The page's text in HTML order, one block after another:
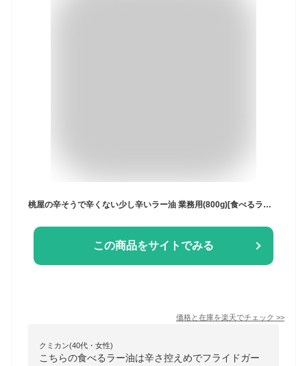
桃屋の辛そうで辛くない少し辛いラー油 業務用(800g)[食べるラー油 ラー油 サラダ 業務用 大容量]
この商品をサイトでみる
価格と在庫を楽天でチェック >>
クミカン(40代・女性)
こちらの食べるラー油は辛さ控えめでフライドガー